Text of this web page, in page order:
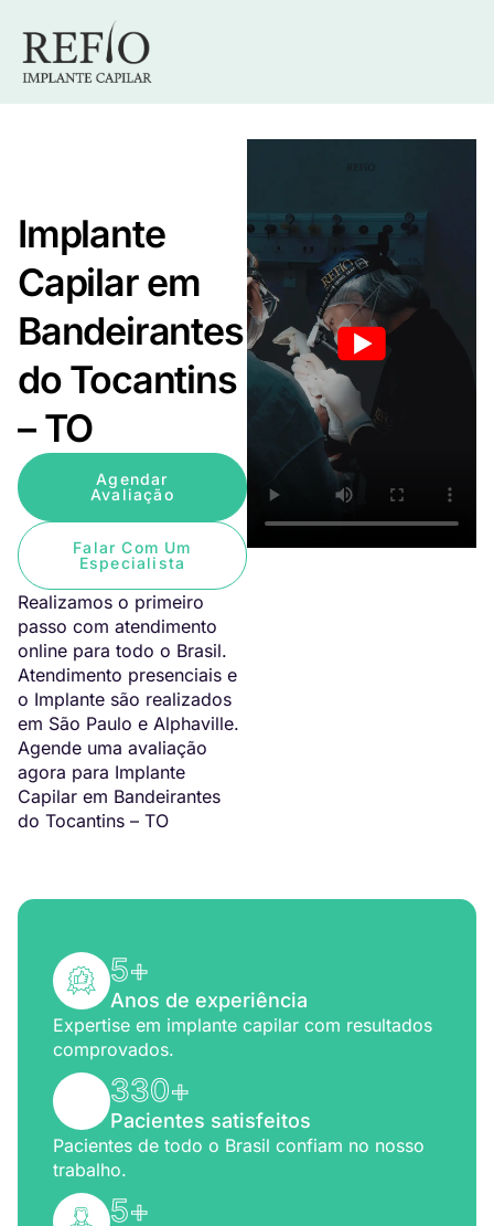
Implante
Capilar em
Bandeirantes
do Tocantins
– TO
Agendar
Avaliação
Falar Com Um
Especialista
Realizamos o primeiro
passo com atendimento
online para todo o Brasil.
Atendimento presenciais e
o Implante são realizados
em São Paulo e Alphaville.
Agende uma avaliação
agora para Implante
Capilar em Bandeirantes
do Tocantins – TO
5+
Anos de experiência
Expertise em implante capilar com resultados
comprovados.
330+
Pacientes satisfeitos
Pacientes de todo o Brasil confiam no nosso
trabalho.
5+